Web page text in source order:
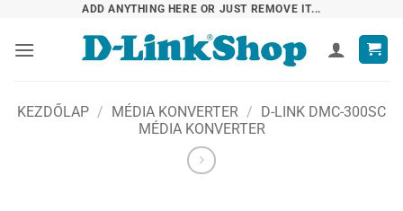
content
ADD ANYTHING HERE OR JUST REMOVE IT...
KEZDŐLAP / MÉDIA KONVERTER / D-LINK DMC-300SC
MÉDIA KONVERTER